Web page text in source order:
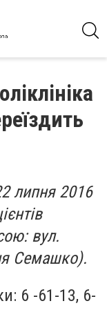
липня 2016
вул.
Семашко).
6 -61-13, 6-